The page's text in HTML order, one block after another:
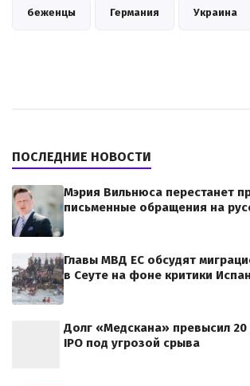
беженцы Германия Украина
ПОСЛЕДНИЕ НОВОСТИ
Мэрия Вильнюса перестанет
письменные обращения на
Главы МВД ЕС обсудят
в Сеуте на фоне критики
Долг «Медскана» превысил 20
IPO под угрозой срыва